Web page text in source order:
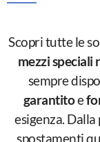
Scopri tutte le
mezzi speciali
sempre
garantitoe
esigenza.
spostamenti